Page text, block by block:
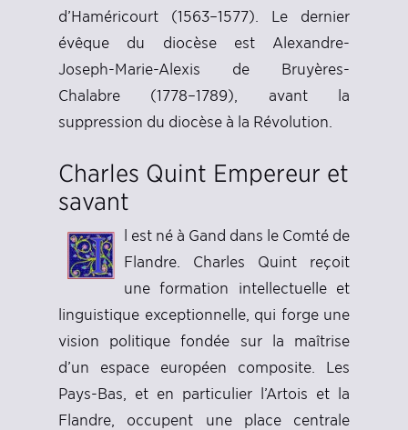
d’Haméricourt (1563–1577). Le dernier
évêque du diocèse est Alexandre-
Joseph-Marie-Alexis de Bruyères-
Chalabre (1778–1789), avant la
suppression du diocèse à la Révolution.
Charles Quint Empereur et
savant
l est né à Gand dans le Comté de
Flandre. Charles Quint reçoit
une formation intellectuelle et
linguistique exceptionnelle, qui forge une
vision politique fondée sur la maîtrise
d’un espace européen composite. Les
Pays-Bas, et en particulier l’Artois et la
Flandre, occupent une place centrale